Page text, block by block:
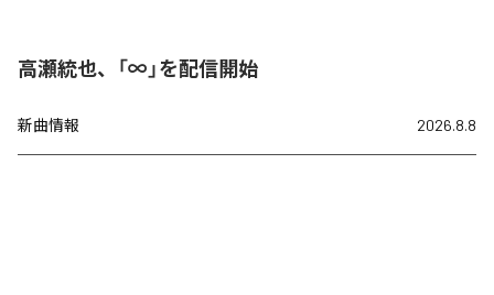
高瀬統也、「∞」を配信開始
新曲情報 2026.8.8